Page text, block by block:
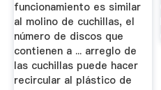
funcionamiento es similar
al molino de cuchillas, el
número de discos que
contienen a ... arreglo de
las cuchillas puede hacer
recircular al plástico de